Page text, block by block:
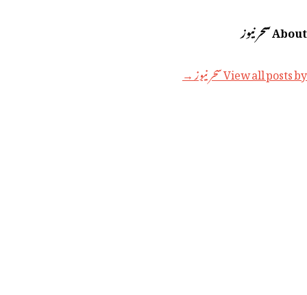
About سحر نیوز
View all posts by سحر نیوز →